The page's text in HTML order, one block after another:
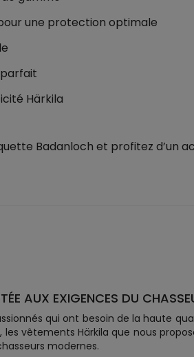
une protection optimale
Härkila
Badanloch et profitez d’un
AUX EXIGENCES DU
qui ont besoin de la haute
vêtements Härkila que nous
modernes.